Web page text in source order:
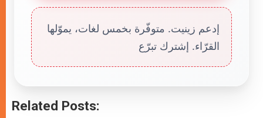
إدعم زينيت. متوفّرة بخمس لغات، يموّلها
القرّاء. إشترك تبرّع
Related Posts: